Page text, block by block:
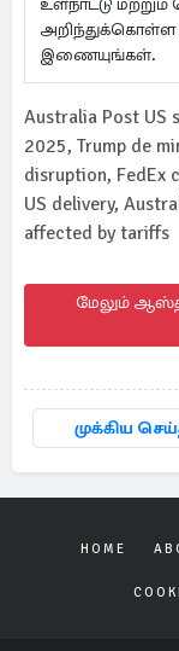
உள்நாட்டு
அறிந்துக்கொள்ள
இணையுங்கள்.
Australia Post US
2025, Trump de
disruption, FedEx
US delivery,
affected by tariffs
மேலும்
முக்கிய
HOME